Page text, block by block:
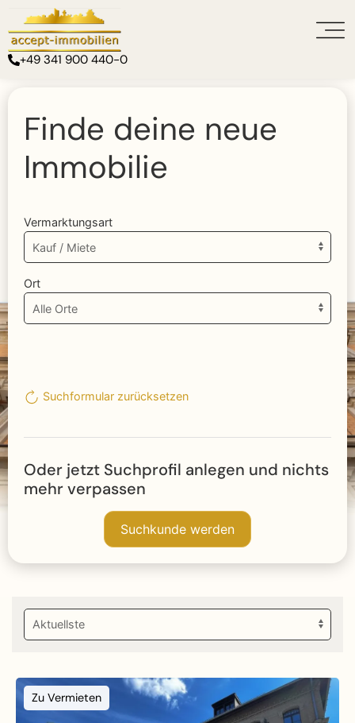
+49 341 900 440-0
Finde deine neue
Immobilie
Vermarktungsart
Ort
Suchformular zurücksetzen
Oder jetzt Suchprofil anlegen und nichts
mehr verpassen
Suchkunde werden
Zu Vermieten